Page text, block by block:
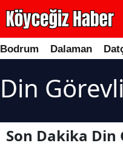
Bodrum Dalaman
Din
Son Dakika Din